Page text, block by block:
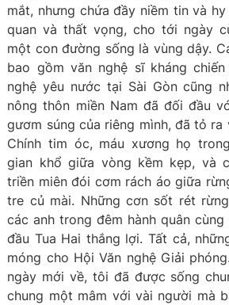
mắt, nhưng chứa đầy niềm tin và
quan và thất vọng, cho tới ngày
một con đường sống là vùng dậy.
bao gồm văn nghệ sĩ kháng
nghệ yêu nước tại Sài Gòn cũng
nông thôn miền Nam đã đối đầu
gươm súng của riêng mình, đã tỏ ra
Chính tim óc, máu xương họ
gian khổ giữa vòng kềm kẹp, và
triền miên đói cơm rách áo giữa
tre củ mài. Những cơn sốt rét
các anh trong đêm hành quân
đầu Tua Hai thắng lợi. Tất cả,
móng cho Hội Văn nghệ Giải
ngày mới về, tôi đã được sống
chung một mâm với vài người mà